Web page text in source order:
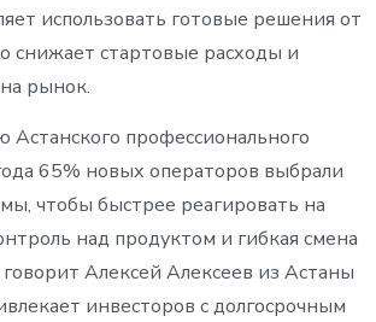
использовать готовые решения от
снижает стартовые расходы и
рынок.
Астанского профессионального
65% новых операторов выбрали
чтобы быстрее реагировать на
над продуктом и гибкая смена
говорит Алексей Алексеев из Астаны
инвесторов с долгосрочным